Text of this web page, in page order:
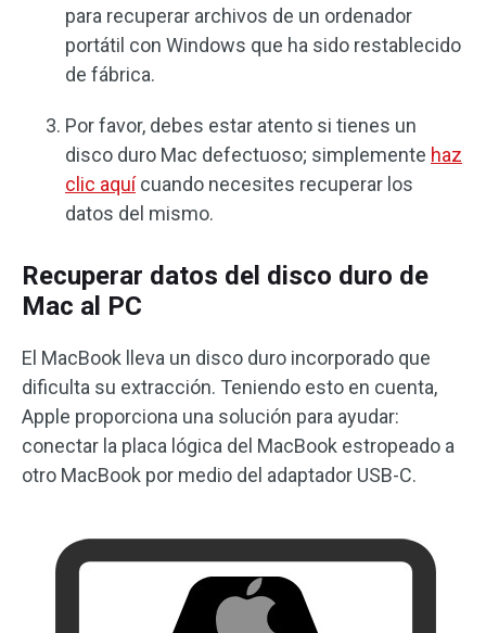
para recuperar archivos de un ordenador
portátil con Windows que ha sido restablecido
de fábrica.
Por favor, debes estar atento si tienes un
disco duro Mac defectuoso; simplemente haz
clic aquícuando necesites recuperar los
datos del mismo.
Recuperar datos del disco duro de
Mac al PC
El MacBook lleva un disco duro incorporado que
dificulta su extracción. Teniendo esto en cuenta,
Apple proporciona una solución para ayudar:
conectar la placa lógica del MacBook estropeado a
otro MacBook por medio del adaptador USB-C.